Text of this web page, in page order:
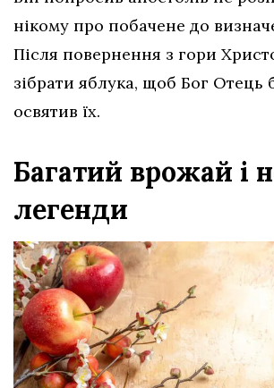
нікому про побачене до
Після повернення з гори
зібрати яблука, щоб Бог Отець
освятив їх.
Багатий врожай і
легенди